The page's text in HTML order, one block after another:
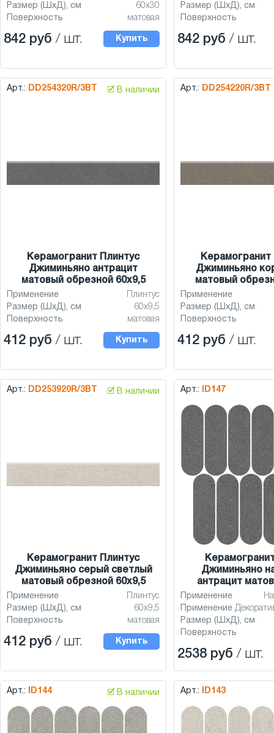
Размер (ШхД), см
60x30
Поверхность
матовая
842 руб / шт. Купить
Размер (ШхД), см
Поверхность
842 руб / шт.
Арт.: DD254320R/3BT 🗹 В наличии
Керамогранит Плинтус
Джиминьяно антрацит
матовый обрезной 60x9,5
Применение
Плинтус
Размер (ШхД), см
60x9,5
Поверхность
матовая
412 руб / шт. Купить
Арт.: DD254220R/3BT
Керамогранит
Джиминьяно
матовый
Применение
Размер (ШхД), см
Поверхность
412 руб / шт.
Арт.: DD253920R/3BT 🗹 В наличии
Керамогранит Плинтус
Джиминьяно серый светлый
матовый обрезной 60x9,5
Применение
Плинтус
Размер (ШхД), см
60x9,5
Поверхность
матовая
412 руб / шт. Купить
Арт.: ID147
Джиминьяно
антрацит
Применение
Применение
Размер (ШхД), см
Поверхность
2538 руб / шт.
Арт.: ID144 🗹 В наличии Арт.: ID143